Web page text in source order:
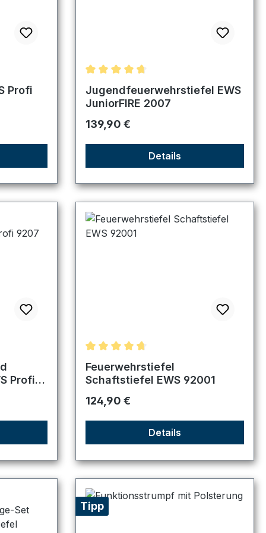
Profi
Durchschnittliche Bewertung von 4.67
Jugendfeuerwehrstiefel EWS
JuniorFIRE 2007
Regulärer Preis:
139,90 €
Details
von 5 von 5 Sternen
Profi
Durchschnittliche Bewertung von 4.83
Feuerwehrstiefel
Schaftstiefel EWS 92001
Regulärer Preis:
124,90 €
Details
Tipp